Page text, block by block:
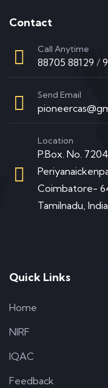
Contact
Call Anytime
88705 88129 /
Send Email
Location
P.Box. No.
Coimbatore-
Tamilnadu,
Quick Links
Home
NIRF
IQAC
Feedback